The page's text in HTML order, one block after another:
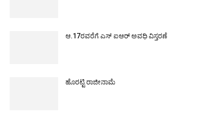
ಆ.17ರವರೆಗೆ ಎಸ್ ಐಆರ್ ಅವಧಿ ವಿಸ್ತರಣೆ
ಹೊರಟ್ಟಿ ರಾಜೀನಾಮೆ